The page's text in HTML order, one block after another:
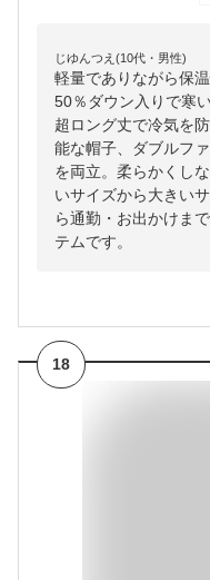
じゆんつえ(10代・男性)
軽量でありながら保
50％ダウン入りで寒
超ロング丈で冷気を
能な帽子、ダブルフ
を両立。柔らかくし
いサイズから大きい
ら通勤・お出かけま
テムです。
18